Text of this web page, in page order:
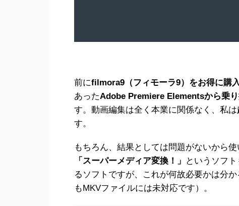
前にfilmora9（フィモーラ9）をお得に購
あったAdobe Premiere Elementsから乗
す。動画編集は全く本業に関係なく、私は
す。
もちろん、結果としては問題がないから
「スーパーメディア変換！」
というソフ
るソフトですが、これが何故必要かは分
もMKVファイルには未対応です）。